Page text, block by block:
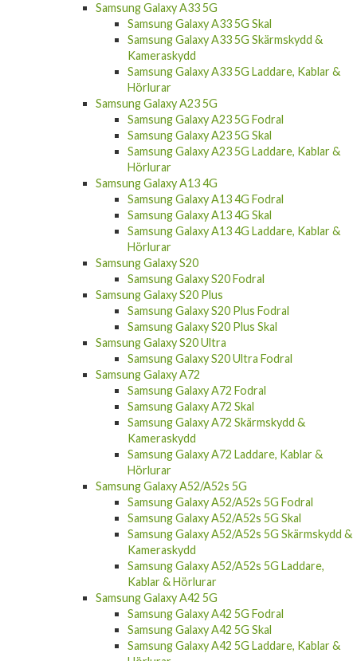
Samsung Galaxy A33 5G
Samsung Galaxy A33 5G Skal
Samsung Galaxy A33 5G Skärmskydd &
Kameraskydd
Samsung Galaxy A33 5G Laddare, Kablar &
Hörlurar
Samsung Galaxy A23 5G
Samsung Galaxy A23 5G Fodral
Samsung Galaxy A23 5G Skal
Samsung Galaxy A23 5G Laddare, Kablar &
Hörlurar
Samsung Galaxy A13 4G
Samsung Galaxy A13 4G Fodral
Samsung Galaxy A13 4G Skal
Samsung Galaxy A13 4G Laddare, Kablar &
Hörlurar
Samsung Galaxy S20
Samsung Galaxy S20 Fodral
Samsung Galaxy S20 Plus
Samsung Galaxy S20 Plus Fodral
Samsung Galaxy S20 Plus Skal
Samsung Galaxy S20 Ultra
Samsung Galaxy S20 Ultra Fodral
Samsung Galaxy A72
Samsung Galaxy A72 Fodral
Samsung Galaxy A72 Skal
Samsung Galaxy A72 Skärmskydd &
Kameraskydd
Samsung Galaxy A72 Laddare, Kablar &
Hörlurar
Samsung Galaxy A52/A52s 5G
Samsung Galaxy A52/A52s 5G Fodral
Samsung Galaxy A52/A52s 5G Skal
Samsung Galaxy A52/A52s 5G Skärmskydd &
Kameraskydd
Samsung Galaxy A52/A52s 5G Laddare,
Kablar & Hörlurar
Samsung Galaxy A42 5G
Samsung Galaxy A42 5G Fodral
Samsung Galaxy A42 5G Skal
Samsung Galaxy A42 5G Laddare, Kablar &